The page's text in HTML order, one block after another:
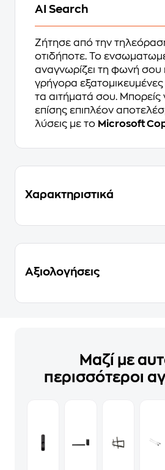
AI Search
Ζήτησε από την
οτιδήποτε. Το
αναγνωρίζει τη φωνή σου
γρήγορα εξατομικευμένες
τα αιτήματά σου. Μπορείς
επίσης επιπλέον
λύσεις με το Microsoft
Χαρακτηριστικά
Αξιολογήσεις
Μαζί με
περισσότεροι